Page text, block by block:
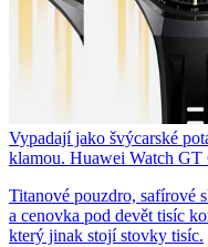
Vypadají jako švýcarské
klamou. Huawei Watch
Titanové pouzdro, safírové
a cenovka pod devět tisíc
který jinak stojí stovky tisíc.